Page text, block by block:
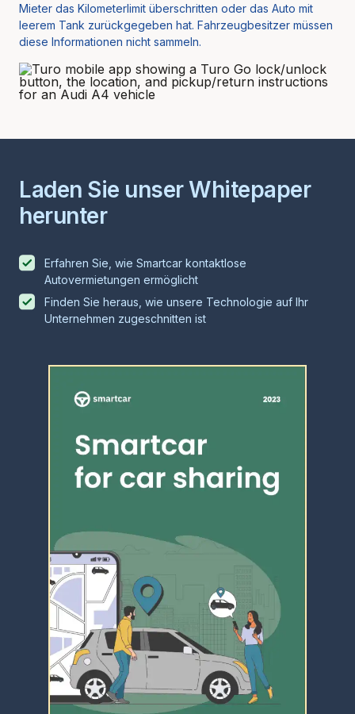
Mieter das Kilometerlimit überschritten oder das Auto mit
leerem Tank zurückgegeben hat. Fahrzeugbesitzer müssen
diese Informationen nicht sammeln.
Laden Sie unser Whitepaper
herunter
Erfahren Sie, wie Smartcar kontaktlose
Autovermietungen ermöglicht
Finden Sie heraus, wie unsere Technologie auf Ihr
Unternehmen zugeschnitten ist